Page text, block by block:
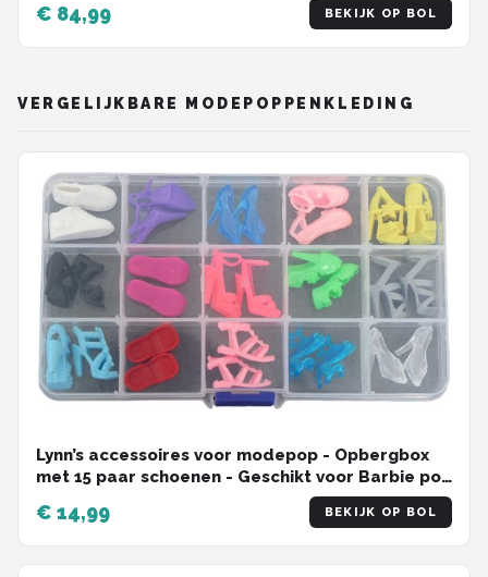
€ 84,99 BEKIJK OP BOL
VERGELIJKBARE MODEPOPPENKLEDING
Lynn’s accessoires voor modepop - Opbergbox
met 15 paar schoenen - Geschikt voor Barbie pop
- Schoenen modepop - Opbergdoosje -
Cadeauzakje
€ 14,99 BEKIJK OP BOL